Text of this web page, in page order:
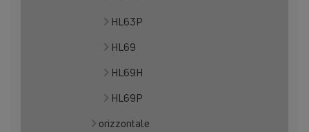
HL63P
HL69
HL69H
HL69P
orizzontale